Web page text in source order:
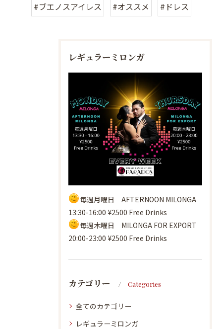
#ブエノスアイレス
#オススメ #ドレス
レギュラーミロンガ
毎週月曜日 AFTERNOON MILONGA
13:30-16:00 ¥2500 Free Drinks
毎週木曜日 MILONGA FOR EXPORT
20:00-23:00 ¥2500 Free Drinks
カテゴリー Categories
全てのカテゴリー
レギュラーミロンガ